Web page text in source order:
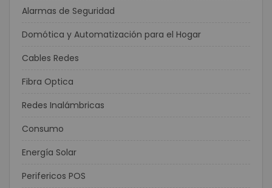
Alarmas de Seguridad
Domótica y Automatización para el Hogar
Cables Redes
Fibra Optica
Redes Inalámbricas
Consumo
Energía Solar
Perifericos POS